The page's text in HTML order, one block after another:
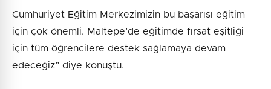
Cumhuriyet Eğitim Merkezimizin bu başarısı eğitim
için çok önemli. Maltepe’de eğitimde fırsat eşitliği
için tüm öğrencilere destek sağlamaya devam
edeceğiz” diye konuştu.